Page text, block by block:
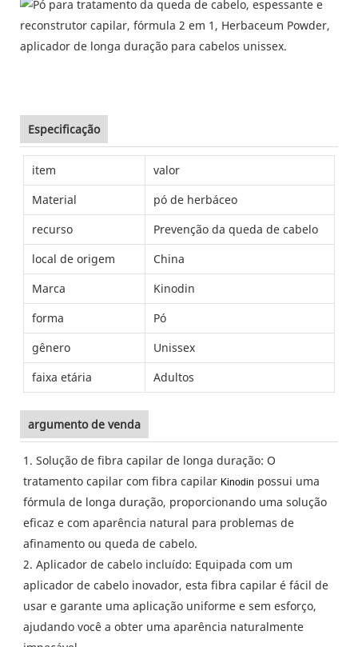
Especificação
item
valor
Material
pó de herbáceo
recurso
Prevenção da queda de cabelo
local de origem
China
Marca
Kinodin
forma
Pó
gênero
Unissex
faixa etária
Adultos
argumento de venda
1. Solução de fibra capilar de longa duração: O
tratamento capilar com fibra capilar Kinodin possui uma
fórmula de longa duração, proporcionando uma solução
eficaz e com aparência natural para problemas de
afinamento ou queda de cabelo.
2. Aplicador de cabelo incluído: Equipada com um
aplicador de cabelo inovador, esta fibra capilar é fácil de
usar e garante uma aplicação uniforme e sem esforço,
ajudando você a obter uma aparência naturalmente